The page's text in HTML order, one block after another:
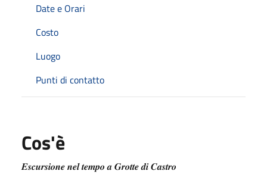
Date e Orari
Costo
Luogo
Punti di contatto
Cos'è
𝑬𝒔𝒄𝒖𝒓𝒔𝒊𝒐𝒏𝒆 𝒏𝒆𝒍 𝒕𝒆𝒎𝒑𝒐 𝒂 𝑮𝒓𝒐𝒕𝒕𝒆 𝒅𝒊 𝑪𝒂𝒔𝒕𝒓𝒐